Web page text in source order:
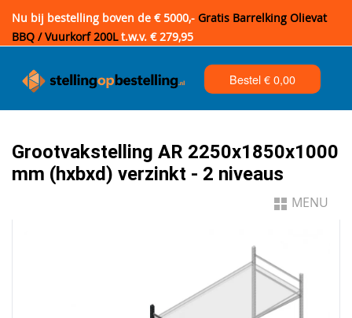
Nu bij bestelling boven de € 5000,- Gratis Barrelking Olievat
BBQ / Vuurkorf 200Lt.w.v. € 279,95
Bestel €0,00
Grootvakstelling AR 2250x1850x1000
mm (hxbxd) verzinkt - 2 niveaus
MENU